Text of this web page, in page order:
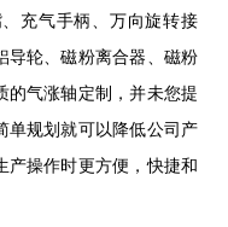
充气手柄、万向旋转接
导轮、磁粉离合器、磁粉
的气涨轴定制，并未您提
单规划就可以降低公司产
产操作时更方便，快捷和